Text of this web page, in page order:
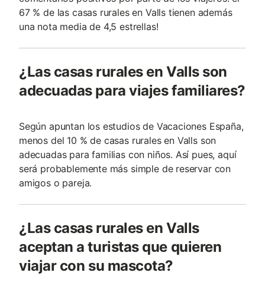
67 % de las casas rurales en Valls tienen además
una nota media de 4,5 estrellas!
¿Las casas rurales en Valls son
adecuadas para viajes familiares?
Según apuntan los estudios de Vacaciones España,
menos del 10 % de casas rurales en Valls son
adecuadas para familias con niños. Así pues, aquí
será probablemente más simple de reservar con
amigos o pareja.
¿Las casas rurales en Valls
aceptan a turistas que quieren
viajar con su mascota?